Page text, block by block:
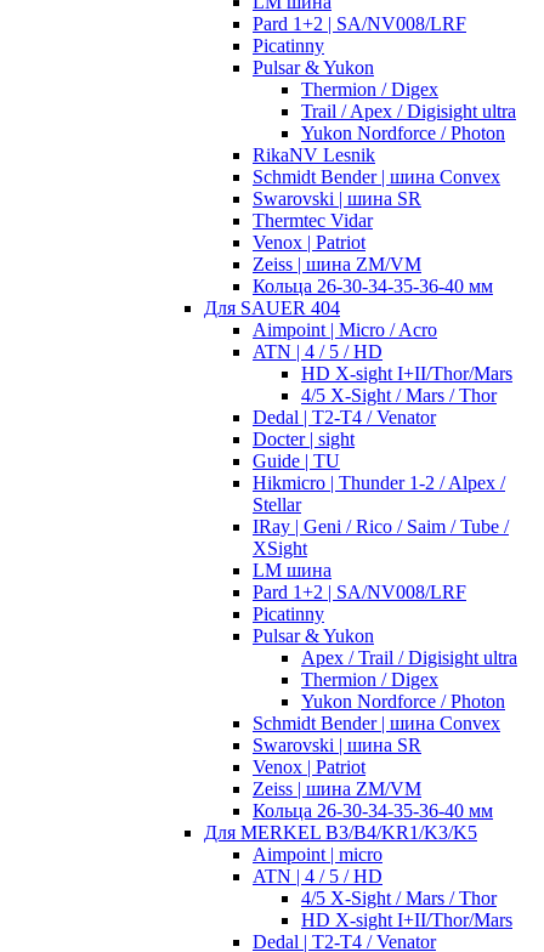
Pard 1+2 | SA/NV008/LRF
Picatinny
Pulsar & Yukon
Thermion / Digex
Trail / Apex / Digisight ultra
Yukon Nordforce / Photon
RikaNV Lesnik
Schmidt Bender | шина Convex
Swarovski | шина SR
Thermtec Vidar
Venox | Patriot
Zeiss | шина ZM/VM
Кольца 26-30-34-35-36-40 мм
Для SAUER 404
Aimpoint | Micro / Acro
ATN | 4 / 5 / HD
HD X-sight I+II/Thor/Mars
4/5 X-Sight / Mars / Thor
Dedal | T2-T4 / Venator
Docter | sight
Guide | TU
Hikmicro | Thunder 1-2 / Alpex /
Stellar
IRay | Geni / Rico / Saim / Tube /
XSight
LM шина
Pard 1+2 | SA/NV008/LRF
Picatinny
Pulsar & Yukon
Apex / Trail / Digisight ultra
Thermion / Digex
Yukon Nordforce / Photon
Schmidt Bender | шина Convex
Swarovski | шина SR
Venox | Patriot
Zeiss | шина ZM/VM
Кольца 26-30-34-35-36-40 мм
Для MERKEL B3/B4/KR1/K3/K5
Aimpoint | micro
ATN | 4 / 5 / HD
4/5 X-Sight / Mars / Thor
HD X-sight I+II/Thor/Mars
Dedal | T2-T4 / Venator